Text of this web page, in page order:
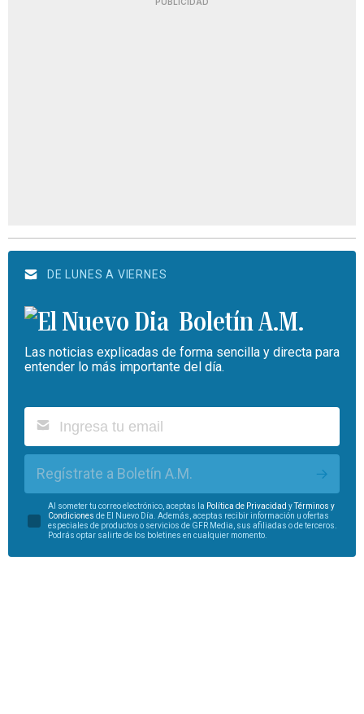
DE LUNES A VIERNES
Boletín A.M.
Las noticias explicadas de forma sencilla y directa para
entender lo más importante del día.
Regístrate a Boletín A.M.
Al someter tu correo electrónico, aceptas la Política de Privacidad yTérminos y
Condiciones de El Nuevo Día. Además, aceptas recibir información u ofertas
especiales de productos o servicios de GFR Media, sus afiliadas o de terceros.
Podrás optar salirte de los boletines en cualquier momento.